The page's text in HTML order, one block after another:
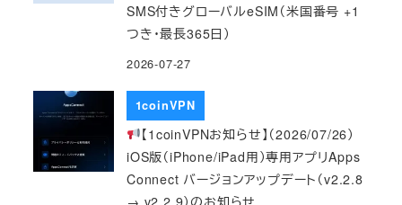
SMS付きグローバルeSIM（米国番号 +1
つき・最長365日）
2026-07-27
1coinVPN
【1coinVPNお知らせ】（2026/07/26）
iOS版（iPhone/iPad用）専用アプリApps
Connect バージョンアップデート（v2.2.8
→ v2.2.9）のお知らせ